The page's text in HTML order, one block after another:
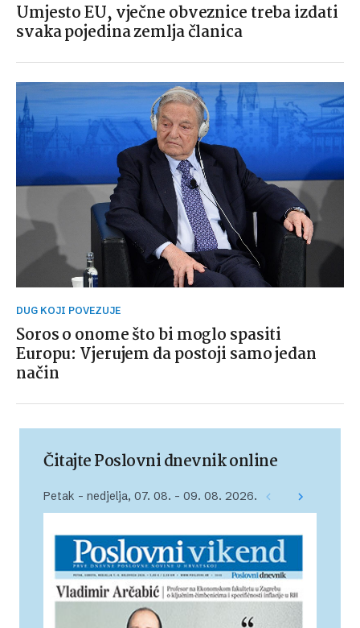
Umjesto EU, vječne obveznice treba izdati
svaka pojedina zemlja članica
DUG KOJI POVEZUJE
Soros o onome što bi moglo spasiti
Europu: Vjerujem da postoji samo jedan
način
Čitajte Poslovni dnevnik online
Petak – nedjelja, 07. 08. – 09. 08. 2026.